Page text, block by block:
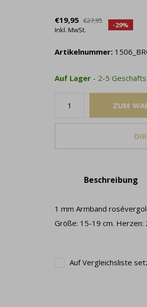
€19,95 €27,95
Inkl. MwSt.
-29%
Artikelnummer:
Auf Lager - 2-5
ZUM
Beschreibung
1 mm Armband
Größe: 15-19 cm. Herzen:
Auf Vergleichsliste